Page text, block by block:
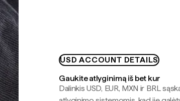
USD ACCOUNT DETAILS
Gaukite atlyginimą iš bet kur
Dalinkis USD, EUR, MXN ir BRL